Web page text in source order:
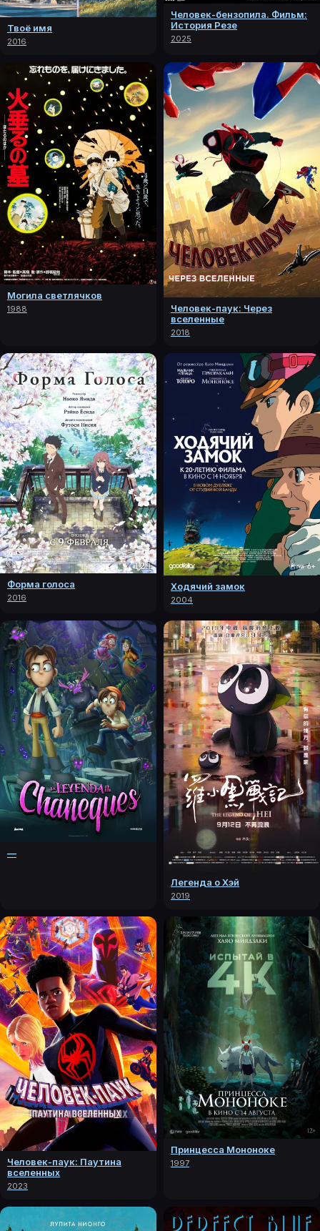
Твоё имя
2016
Человек-бензопила. Фильм:
История Резе
2025
Могила светлячков
1988
Человек-паук: Через
вселенные
2018
Форма голоса
2016
Ходячий замок
2004
—
Легенда о Хэй
2019
Человек-паук: Паутина
вселенных
2023
Принцесса Мононоке
1997